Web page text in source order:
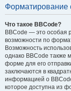
Форматирование
Что такое BBCode?
BBCode — это особая
возможности по
Возможность
однако BBCode также
форме для его
заключаются в
информацией о
которое доступна из